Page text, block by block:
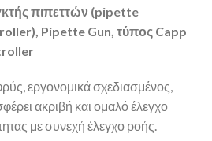
πιπεττών (pipette
Pipette Gun, τύπος Capp
εργονομικά σχεδιασμένος,
ακριβή και ομαλό έλεγχο
με συνεχή έλεγχο ροής.